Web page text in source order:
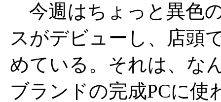
今週はちょっと異色
スがデビューし、店頭
めている。それは、な
ブランドの完成PCに使